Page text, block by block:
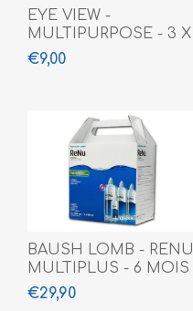
EYE VIEW -
MULTIPURPOSE - 3 X
100 ML
€9,00
BAUSH LOMB - RENU
MULTIPLUS - 6 MOIS
(3x360ml+60ml)
€29,90